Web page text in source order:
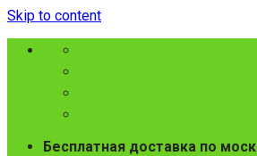
Skip to content
Бесплатная доставка по